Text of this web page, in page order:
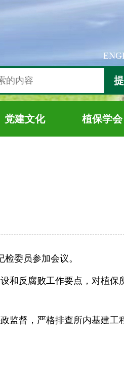
党建文化 植保学会
委员参加会议。
和反腐败工作要点，对植保
监督，严格排查所内基建工